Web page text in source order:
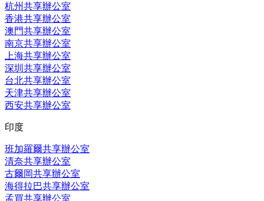
杭州共享辦公室
香港共享辦公室
澳門共享辦公室
南京共享辦公室
上海共享辦公室
深圳共享辦公室
台北共享辦公室
天津共享辦公室
西安共享辦公室
印度
班加羅爾共享辦公室
清奈共享辦公室
古爾岡共享辦公室
海得拉巴共享辦公室
孟買共享辦公室